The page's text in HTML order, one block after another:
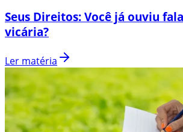
Seus Direitos: Você já ouviu
vicária?
Ler matéria